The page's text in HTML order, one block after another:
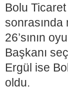
Bolu
26’sının
Başkanı
Ergül ise
oldu.